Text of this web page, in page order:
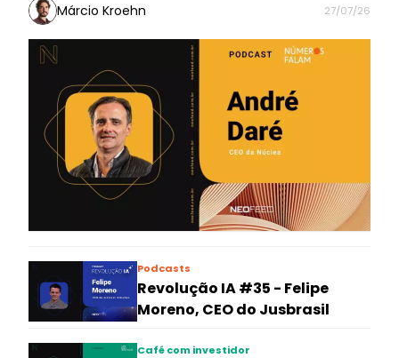
Márcio Kroehn 27/07/26
Podcasts
Revolução IA #35 - Felipe
Moreno, CEO do Jusbrasil
Café com investidor